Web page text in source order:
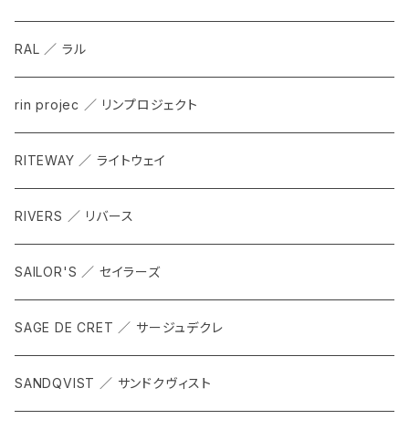
RAL ／ ラル
rin projec ／ リンプロジェクト
RITEWAY ／ ライトウェイ
RIVERS ／ リバース
SAILOR'S ／ セイラーズ
SAGE DE CRET ／ サージュデクレ
SANDQVIST ／ サンドクヴィスト